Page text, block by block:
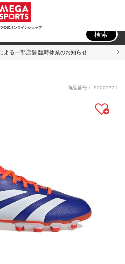
ツ公式オンラインショップ
検索
よる一部店舗 臨時休業のお知らせ
商品番号： 83003731